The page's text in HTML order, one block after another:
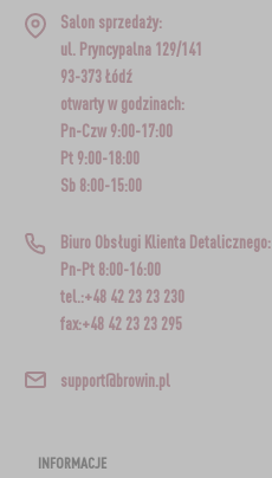
Salon sprzedaży:
ul. Pryncypalna 129/141
93-373 Łódź
otwarty w godzinach:
Pn-Czw 9:00-17:00
Pt 9:00-18:00
Sb 8:00-15:00
Biuro Obsługi Klienta Detalicznego:
Pn-Pt 8:00-16:00
tel.:+48 42 23 23 230
fax:+48 42 23 23 295
support@browin.pl
INFORMACJE